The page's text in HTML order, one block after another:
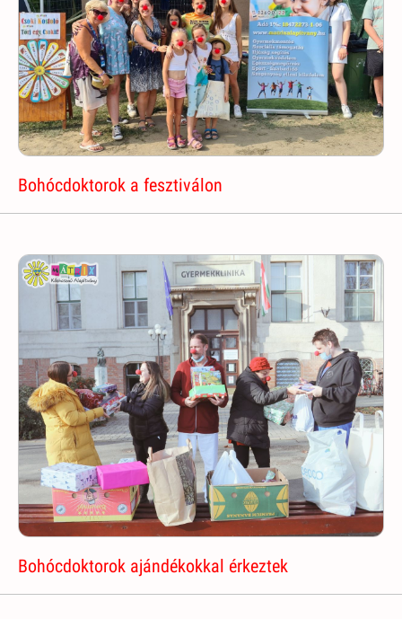
Bohócdoktorok a fesztiválon
Bohócdoktorok ajándékokkal érkeztek